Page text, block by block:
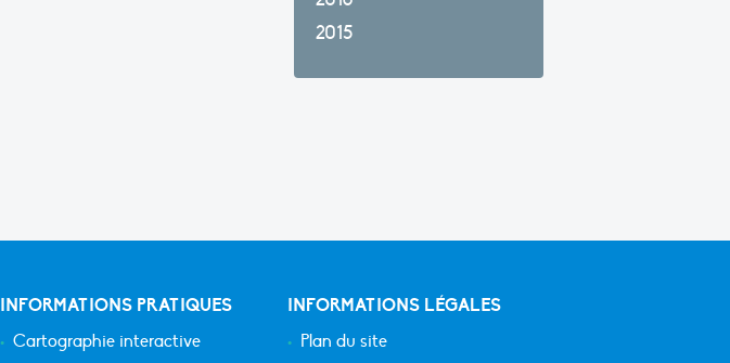
2015
INFORMATIONS PRATIQUES
Cartographie interactive
INFORMATIONS LÉGALES
Plan du site